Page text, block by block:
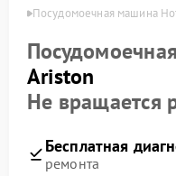
Посудомоечная машина
Ariston
Не вращается
Бесплатная
ремонта